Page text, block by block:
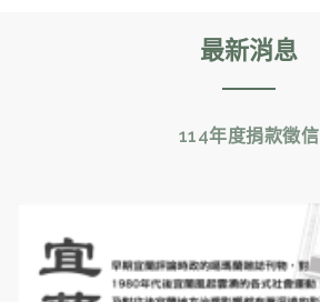
最新消息
114年度捐款徵信